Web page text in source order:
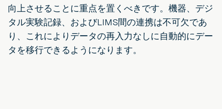
向上させることに重点を置くべきです。機器、デジ
タル実験記録、およびLIMS間の連携は不可欠であ
り、これによりデータの再入力なしに自動的にデー
タを移行できるようになります。